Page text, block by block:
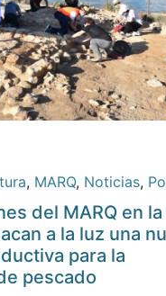
, MARQ, Noticias,
del MARQ en
a la luz una
para la
pescado